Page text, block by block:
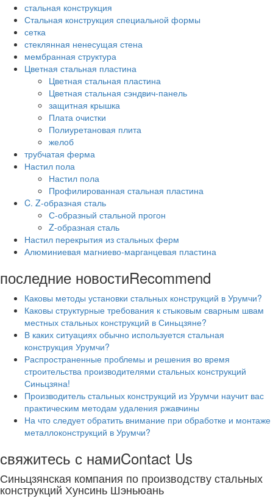
стальная конструкция
Стальная конструкция специальной формы
сетка
стеклянная ненесущая стена
мембранная структура
Цветная стальная пластина
Цветная стальная пластина
Цветная стальная сэндвич-панель
защитная крышка
Плата очистки
Полиуретановая плита
желоб
трубчатая ферма
Настил пола
Настил пола
Профилированная стальная пластина
C. Z-образная сталь
С-образный стальной прогон
Z-образная сталь
Настил перекрытия из стальных ферм
Алюминиевая магниево-марганцевая пластина
последние новостиRecommend
Каковы методы установки стальных конструкций в Урумчи?
Каковы структурные требования к стыковым сварным швам
местных стальных конструкций в Синьцзяне?
В каких ситуациях обычно используется стальная
конструкция Урумчи?
Распространенные проблемы и решения во время
строительства производителями стальных конструкций
Синьцзяна!
Производитель стальных конструкций из Урумчи научит вас
практическим методам удаления ржавчины
На что следует обратить внимание при обработке и монтаже
металлоконструкций в Урумчи?
свяжитесь с намиContact Us
Синьцзянская компания по производству стальных
конструкций Хунсинь Шэньюань